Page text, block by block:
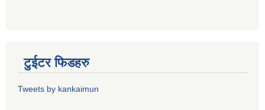
टुईटर फिडहरु
Tweets by kankaimun